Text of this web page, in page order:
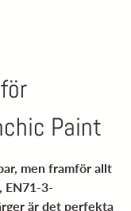
Paint
men framför allt
EN71-3-
är det perfekta